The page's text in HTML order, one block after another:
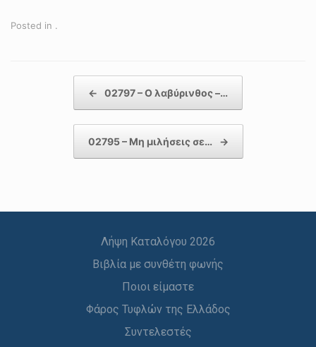
Posted in .
← 02797 – Ο λαβύρινθος –…
02795 – Μη μιλήσεις σε… →
Λήψη Καταλόγου 2026
Βιβλία με συνθέτη φωνής
Ποιοι είμαστε
Φάρος Τυφλών της Ελλάδος
Συντελεστές